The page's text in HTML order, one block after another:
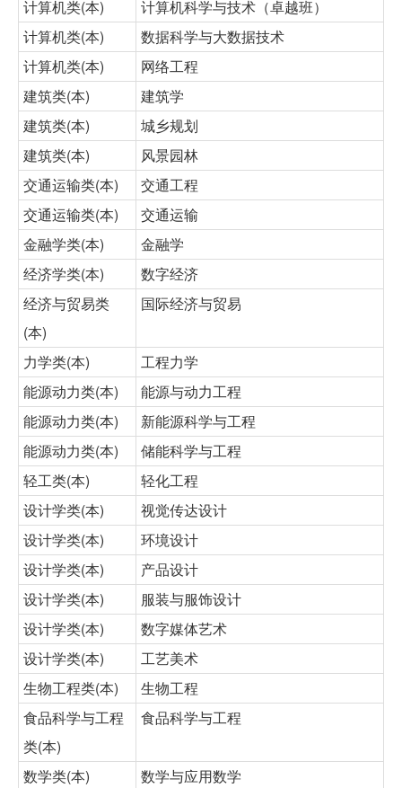
计算机类(本)
计算机科学与技术（卓越班）
计算机类(本)
数据科学与大数据技术
计算机类(本)
网络工程
建筑类(本)
建筑学
建筑类(本)
城乡规划
建筑类(本)
风景园林
交通运输类(本)
交通工程
交通运输类(本)
交通运输
金融学类(本)
金融学
经济学类(本)
数字经济
经济与贸易类
(本)
国际经济与贸易
力学类(本)
工程力学
能源动力类(本)
能源与动力工程
能源动力类(本)
新能源科学与工程
能源动力类(本)
储能科学与工程
轻工类(本)
轻化工程
设计学类(本)
视觉传达设计
设计学类(本)
环境设计
设计学类(本)
产品设计
设计学类(本)
服装与服饰设计
设计学类(本)
数字媒体艺术
设计学类(本)
工艺美术
生物工程类(本)
生物工程
食品科学与工程
类(本)
食品科学与工程
数学类(本)
数学与应用数学